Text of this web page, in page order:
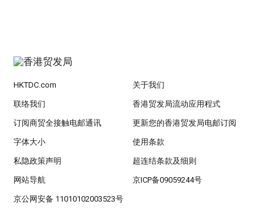
HKTDC.com 关于我们
联络我们 香港贸发局流动应用程式
订阅商贸全接触电邮通讯 更新您的香港贸发局电邮订阅
字体大小 使用条款
私隐政策声明 超连结条款及细则
网站导航 京ICP备09059244号
京公网安备 11010102003523号